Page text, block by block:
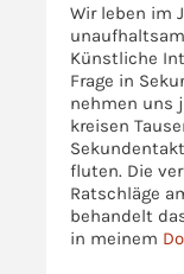
Wir leben im
Künstliche
Frage in
nehmen uns
kreisen
fluten. Die
Ratschläge
behandelt
in meinem